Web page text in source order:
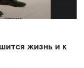
жизнь и к